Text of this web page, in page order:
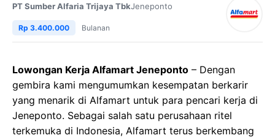
PT Sumber Alfaria Trijaya TbkJeneponto
Rp 3.400.000 Bulanan
Lowongan Kerja Alfamart Jeneponto – Dengan
gembira kami mengumumkan kesempatan berkarir
yang menarik di Alfamart untuk para pencari kerja di
Jeneponto. Sebagai salah satu perusahaan ritel
terkemuka di Indonesia, Alfamart terus berkembang